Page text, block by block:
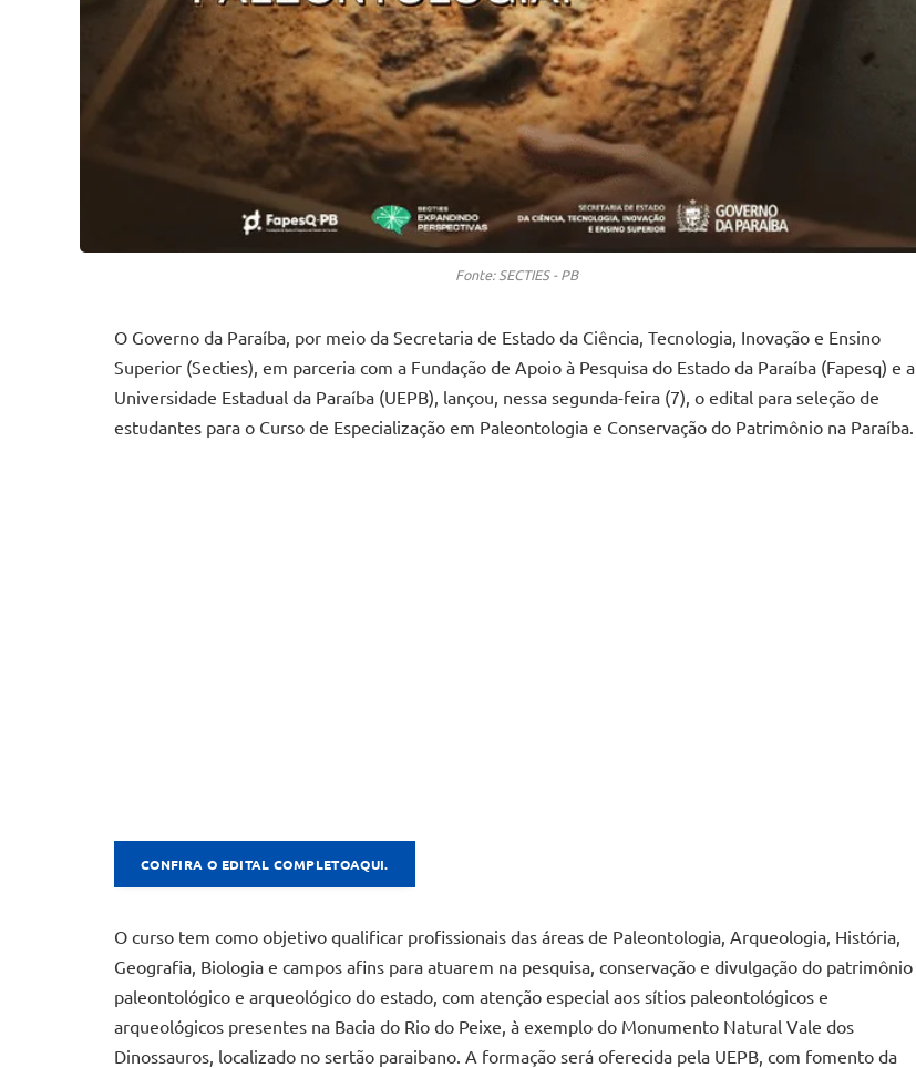
Fonte: SECTIES - PB
O Governo da Paraíba, por meio da Secretaria de Estado da Ciência, Tecnologia, Inovação e Ensino
Superior (Secties), em parceria com a Fundação de Apoio à Pesquisa do Estado da Paraíba (Fapesq) e a
Universidade Estadual da Paraíba (UEPB), lançou, nessa segunda-feira (7), o edital para seleção de
estudantes para o Curso de Especialização em Paleontologia e Conservação do Patrimônio na Paraíba.
CONFIRA O EDITAL COMPLETOAQUI.
O curso tem como objetivo qualificar profissionais das áreas de Paleontologia, Arqueologia, História,
Geografia, Biologia e campos afins para atuarem na pesquisa, conservação e divulgação do patrimônio
paleontológico e arqueológico do estado, com atenção especial aos sítios paleontológicos e
arqueológicos presentes na Bacia do Rio do Peixe, à exemplo do Monumento Natural Vale dos
Dinossauros, localizado no sertão paraibano. A formação será oferecida pela UEPB, com fomento da